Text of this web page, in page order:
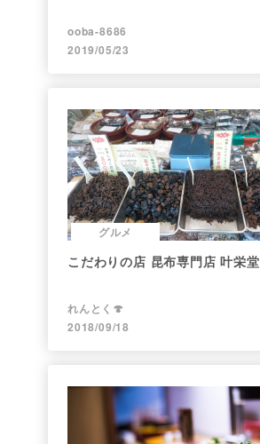
ooba-8686
2019/05/23
グルメ
こだわりの店 昆布専門店 叶栄堂
れんとく🍄
2018/09/18